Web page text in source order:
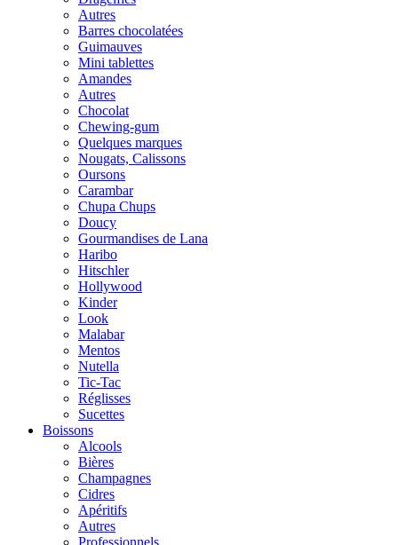
Autres
Barres chocolatées
Guimauves
Mini tablettes
Amandes
Autres
Chocolat
Chewing-gum
Quelques marques
Nougats, Calissons
Oursons
Carambar
Chupa Chups
Doucy
Gourmandises de Lana
Haribo
Hitschler
Hollywood
Kinder
Look
Malabar
Mentos
Nutella
Tic-Tac
Réglisses
Sucettes
Boissons
Alcools
Bières
Champagnes
Cidres
Apéritifs
Autres
Professionnels